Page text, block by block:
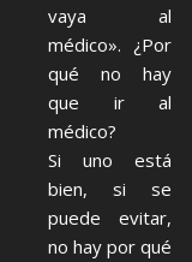
vaya al
médico». ¿Por
qué no hay
que ir al
médico?
Si uno está
bien, si se
puede evitar,
no hay por qué